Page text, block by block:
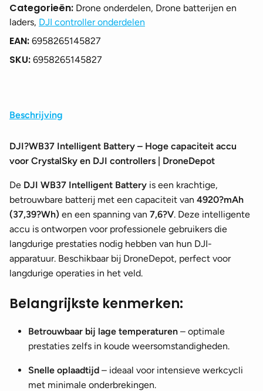
Categorieën: Drone onderdelen, Drone batterijen en
laders, DJI controller onderdelen
EAN: 6958265145827
SKU: 6958265145827
Beschrijving
DJI?WB37 Intelligent Battery – Hoge capaciteit accu
voor CrystalSky en DJI controllers | DroneDepot
De DJI WB37 Intelligent Battery is een krachtige,
betrouwbare batterij met een capaciteit van 4920?mAh
(37,39?Wh) en een spanning van 7,6?V. Deze intelligente
accu is ontworpen voor professionele gebruikers die
langdurige prestaties nodig hebben van hun DJI-
apparatuur. Beschikbaar bij DroneDepot, perfect voor
langdurige operaties in het veld.
Belangrijkste kenmerken:
Betrouwbaar bij lage temperaturen – optimale
prestaties zelfs in koude weersomstandigheden.
Snelle oplaadtijd – ideaal voor intensieve werkcycli
met minimale onderbrekingen.